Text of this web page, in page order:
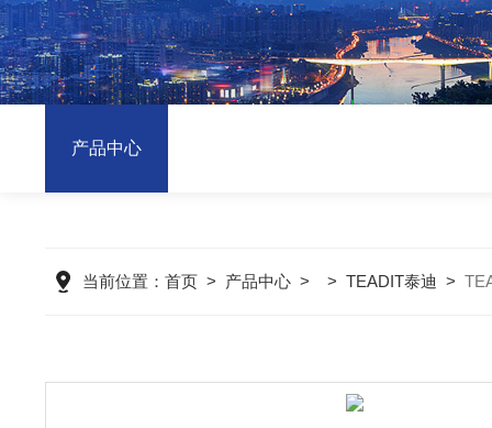
产品中心
当前位置： 首页> 产品中心> > TEADIT泰迪 >